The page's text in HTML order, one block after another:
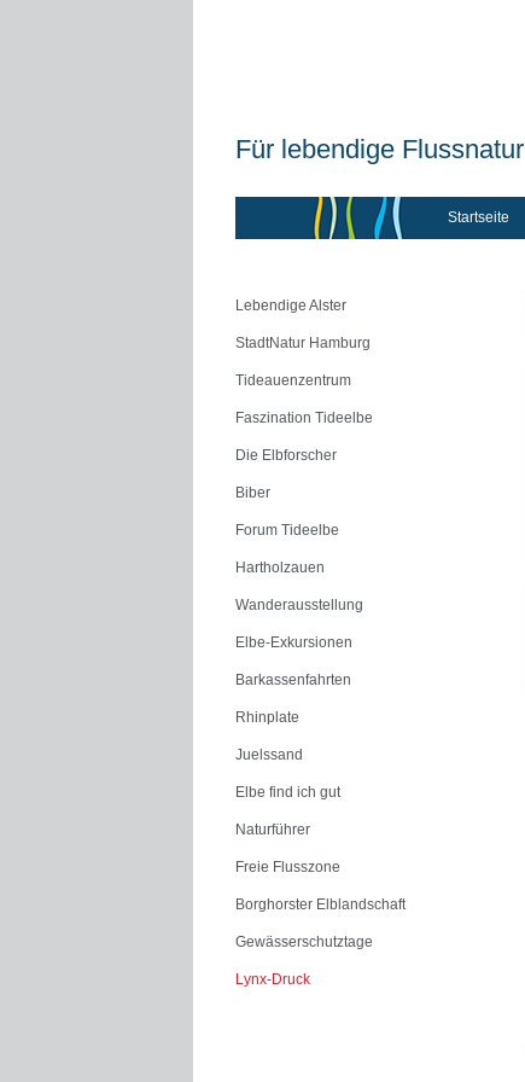
Für lebendige Flussnatur
Startseite
Lebendige Alster
StadtNatur Hamburg
Tideauenzentrum
Faszination Tideelbe
Die Elbforscher
Biber
Forum Tideelbe
Hartholzauen
Wanderausstellung
Elbe-Exkursionen
Barkassenfahrten
Rhinplate
Juelssand
Elbe find ich gut
Naturführer
Freie Flusszone
Borghorster Elblandschaft
Gewässerschutztage
Lynx-Druck